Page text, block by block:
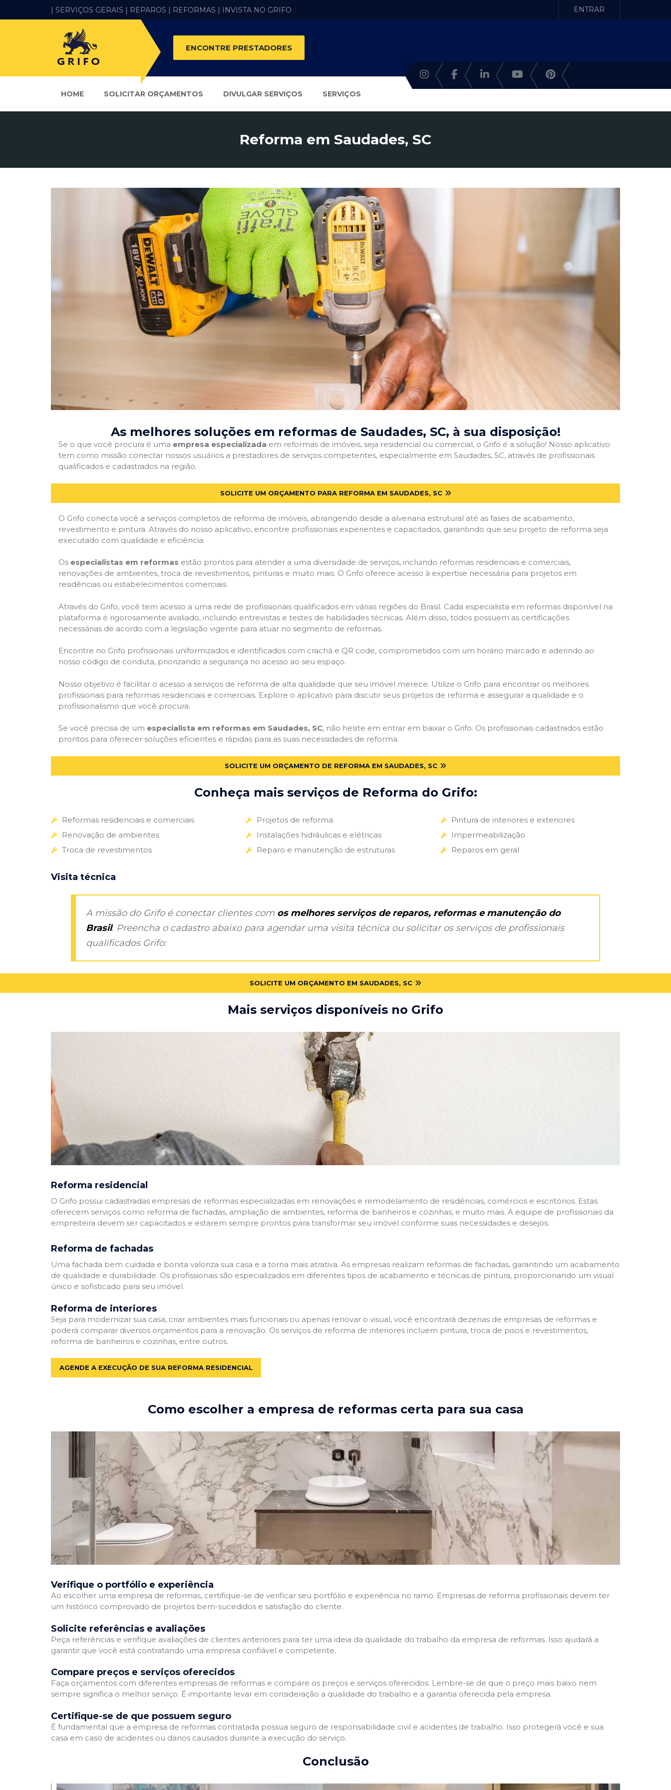
| SERVIÇOS GERAIS | REPAROS | REFORMAS | INVISTA NO GRIFO ENTRAR
ENCONTRE PRESTADORES
HOME SOLICITAR ORÇAMENTOS DIVULGAR SERVIÇOS SERVIÇOS
Reforma em Saudades, SC
As melhores soluções em reformas de Saudades, SC, à sua disposição!
Se o que você procura é uma empresa especializada em reformas de imóveis, seja residencial ou comercial, o Grifo é a solução! Nosso aplicativo
tem como missão conectar nossos usuários a prestadores de serviços competentes, especialmente em Saudades, SC, através de profissionais
qualificados e cadastrados na região.
SOLICITE UM ORÇAMENTO PARA REFORMA EM SAUDADES, SC
O Grifo conecta você a serviços completos de reforma de imóveis, abrangendo desde a alvenaria estrutural até as fases de acabamento,
revestimento e pintura. Através do nosso aplicativo, encontre profissionais experientes e capacitados, garantindo que seu projeto de reforma seja
executado com qualidade e eficiência.
Os especialistas em reformas estão prontos para atender a uma diversidade de serviços, incluindo reformas residenciais e comerciais,
renovações de ambientes, troca de revestimentos, pinturas e muito mais. O Grifo oferece acesso à expertise necessária para projetos em
residências ou estabelecimentos comerciais.
Através do Grifo, você tem acesso a uma rede de profissionais qualificados em várias regiões do Brasil. Cada especialista em reformas disponível na
plataforma é rigorosamente avaliado, incluindo entrevistas e testes de habilidades técnicas. Além disso, todos possuem as certificações
necessárias de acordo com a legislação vigente para atuar no segmento de reformas.
Encontre no Grifo profissionais uniformizados e identificados com crachá e QR code, comprometidos com um horário marcado e aderindo ao
nosso código de conduta, priorizando a segurança no acesso ao seu espaço.
Nosso objetivo é facilitar o acesso a serviços de reforma de alta qualidade que seu imóvel merece. Utilize o Grifo para encontrar os melhores
profissionais para reformas residenciais e comerciais. Explore o aplicativo para discutir seus projetos de reforma e assegurar a qualidade e o
profissionalismo que você procura.
Se você precisa de um especialista em reformas em Saudades, SC, não hesite em entrar em baixar o Grifo. Os profissionais cadastrados estão
prontos para oferecer soluções eficientes e rápidas para as suas necessidades de reforma.
SOLICITE UM ORÇAMENTO DE REFORMA EM SAUDADES, SC
Conheça mais serviços de Reforma do Grifo:
Reformas residenciais e comerciais
Renovação de ambientes
Troca de revestimentos
Projetos de reforma
Instalações hidráulicas e elétricas
Reparo e manutenção de estruturas
Pintura de interiores e exteriores
Impermeabilização
Reparos em geral
Visita técnica
A missão do Grifo é conectar clientes com os melhores serviços de reparos, reformas e manutenção do
Brasil. Preencha o cadastro abaixo para agendar uma visita técnica ou solicitar os serviços de profissionais
qualificados Grifo:
SOLICITE UM ORÇAMENTO EM SAUDADES, SC
Mais serviços disponíveis no Grifo
Reforma residencial
O Grifo possui cadastradas empresas de reformas especializadas em renovações e remodelamento de residências, comércios e escritórios. Estas
oferecem serviços como reforma de fachadas, ampliação de ambientes, reforma de banheiros e cozinhas, e muito mais. A equipe de profissionais da
empreiteira devem ser capacitados e estarem sempre prontos para transformar seu imóvel conforme suas necessidades e desejos.
Reforma de fachadas
Uma fachada bem cuidada e bonita valoriza sua casa e a torna mais atrativa. As empresas realizam reformas de fachadas, garantindo um acabamento
de qualidade e durabilidade. Os profissionais são especializados em diferentes tipos de acabamento e técnicas de pintura, proporcionando um visual
único e sofisticado para seu imóvel.
Reforma de interiores
Seja para modernizar sua casa, criar ambientes mais funcionais ou apenas renovar o visual, você encontrará dezenas de empresas de reformas e
poderá comparar diversos orçamentos para a renovação. Os serviços de reforma de interiores incluem pintura, troca de pisos e revestimentos,
reforma de banheiros e cozinhas, entre outros.
AGENDE A EXECUÇÃO DE SUA REFORMA RESIDENCIAL
Como escolher a empresa de reformas certa para sua casa
Verifique o portfólio e experiência
Ao escolher uma empresa de reformas, certifique-se de verificar seu portfólio e experiência no ramo. Empresas de reforma profissionais devem ter
um histórico comprovado de projetos bem-sucedidos e satisfação do cliente.
Solicite referências e avaliações
Peça referências e verifique avaliações de clientes anteriores para ter uma ideia da qualidade do trabalho da empresa de reformas. Isso ajudará a
garantir que você está contratando uma empresa confiável e competente.
Compare preços e serviços oferecidos
Faça orçamentos com diferentes empresas de reformas e compare os preços e serviços oferecidos. Lembre-se de que o preço mais baixo nem
sempre significa o melhor serviço. É importante levar em consideração a qualidade do trabalho e a garantia oferecida pela empresa.
Certifique-se de que possuem seguro
É fundamental que a empresa de reformas contratada possua seguro de responsabilidade civil e acidentes de trabalho. Isso protegerá você e sua
casa em caso de acidentes ou danos causados durante a execução do serviço.
Conclusão